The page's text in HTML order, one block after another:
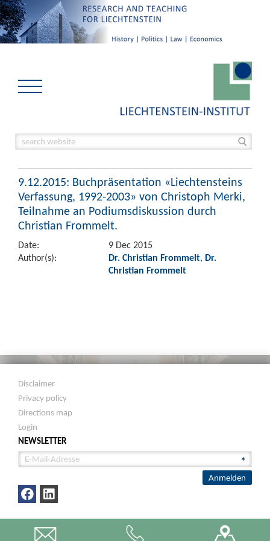
9.12.2015: Buchpräsentation «Liechtensteins
Verfassung, 1992-2003» von Christoph Merki,
Teilnahme an Podiumsdiskussion durch
Christian Frommelt.
Date:
9 Dec 2015
Author(s):
Dr. Christian Frommelt, Dr.
Christian Frommelt
Disclaimer
Privacy policy
Directions map
Login
NEWSLETTER